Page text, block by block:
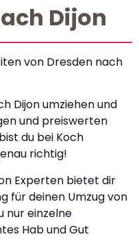
Dijon
von Dresden nach
Dijon umziehen und
und preiswerten
du bei Koch
richtig!
Experten bietet dir
für deinen Umzug von
nur einzelne
Hab und Gut